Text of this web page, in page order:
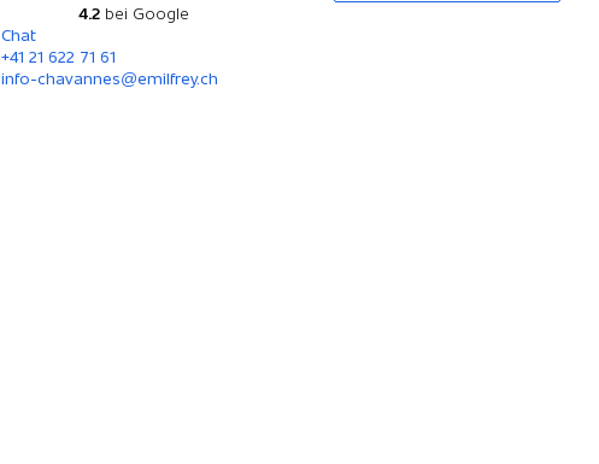
4.2 bei Google
Chat
+41 21 622 71 61
info-chavannes@emilfrey.ch